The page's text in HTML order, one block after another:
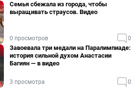
Семья сбежала из города, чтобы
выращивать страусов. Видео
0 просмотров 0
Завоевала три медали на Паралимпиаде:
история сильной духом Анастасии
Багиян — в видео
3 просмотра 0